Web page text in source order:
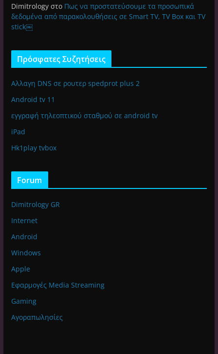
Dimitrologyστο Πως να προστατεύσουμε τα προσωπικά
δεδομένα από παρακολουθήσεις σε Smart TV, TV Box και TV
stick￼
Πρόσφατες Συζητήσεις
Αλλαγη DNS σε ρουτερ spedprot plus 2
Android tv 11
εγγραφή τηλεοπτικού σταθμού σε android tv
iPad
Hk1play tvbox
Forum
Dimitrology GR
Internet
Android
Windows
Apple
Εφαρμογές Media Streaming
Gaming
Αγοραπωλησίες